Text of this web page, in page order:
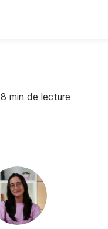
8 min de lecture